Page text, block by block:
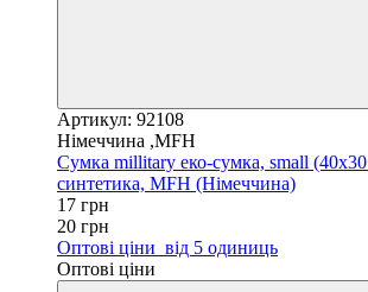
Артикул: 92108
Німеччина ,MFH
Сумка millitary еко-сумка, small
синтетика, MFH (Німеччина)
17 грн
20 грн
Оптові ціни від 5 одиниць
Оптові ціни